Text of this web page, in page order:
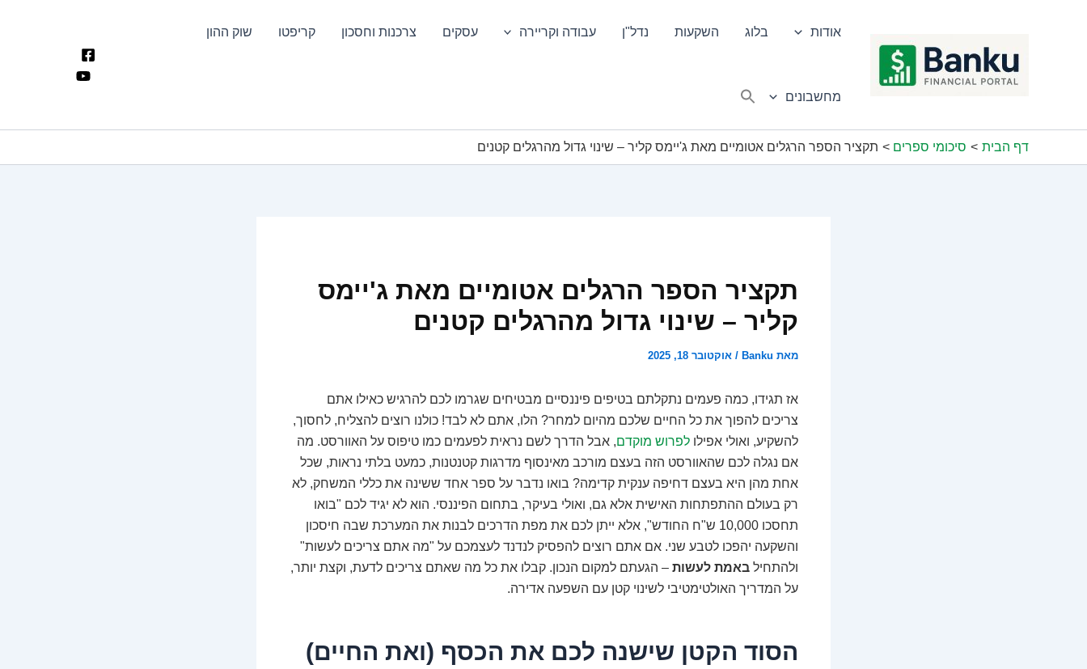
אודות בלוג השקעות נדל"ן עבודה וקריירה עסקים צרכנות וחסכון קריפטו שוק ההון
מחשבונים
דף הבית סיכומי ספרים תקציר הספר הרגלים אטומיים מאת ג'יימס קליר – שינוי גדול מהרגלים קטנים
תקציר הספר הרגלים אטומיים מאת ג'יימס
קליר – שינוי גדול מהרגלים קטנים
מאת Banku
/ אוקטובר 18, 2025
אז תגידו, כמה פעמים נתקלתם בטיפים פיננסיים מבטיחים שגרמו לכם להרגיש כאילו אתם
צריכים להפוך את כל החיים שלכם מהיום למחר? הלו, אתם לא לבד! כולנו רוצים להצליח, לחסוך,
להשקיע, ואולי אפילו לפרוש מוקדם, אבל הדרך לשם נראית לפעמים כמו טיפוס על האוורסט. מה
אם נגלה לכם שהאוורסט הזה בעצם מורכב מאינסוף מדרגות קטנטנות, כמעט בלתי נראות, שכל
אחת מהן היא בעצם דחיפה ענקית קדימה? בואו נדבר על ספר אחד ששינה את כללי המשחק, לא
רק בעולם ההתפתחות האישית אלא גם, ואולי בעיקר, בתחום הפיננסי. הוא לא יגיד לכם "בואו
תחסכו 10,000 ש"ח החודש", אלא ייתן לכם את מפת הדרכים לבנות את המערכת שבה חיסכון
והשקעה יהפכו לטבע שני. אם אתם רוצים להפסיק לנדנד לעצמכם על "מה אתם צריכים לעשות"
ולהתחיל באמת לעשות – הגעתם למקום הנכון. קבלו את כל מה שאתם צריכים לדעת, וקצת יותר,
על המדריך האולטימטיבי לשינוי קטן עם השפעה אדירה.
הסוד הקטן שישנה לכם את הכסף (ואת החיים)